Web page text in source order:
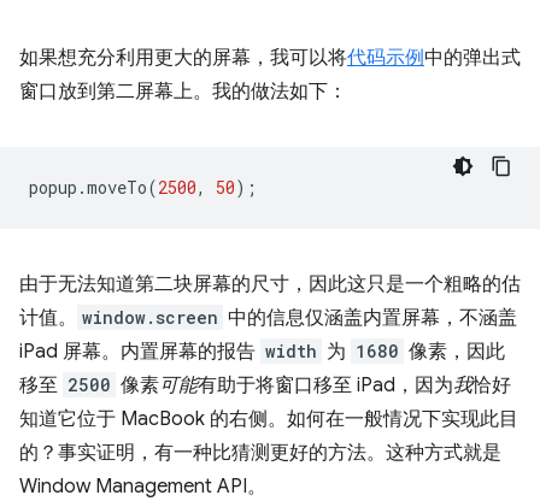
如果想充分利用更大的屏幕，我可以将代码示例中的弹出式
窗口放到第二屏幕上。我的做法如下：
popup .moveTo(2500, 50);
由于无法知道第二块屏幕的尺寸，因此这只是一个粗略的估
计值。
window.screen 中的信息仅涵盖内置屏幕，不涵盖
iPad 屏幕。内置屏幕的报告 width 为 1680 像素，因此
移至 2500 像素可能有助于将窗口移至 iPad，因为我恰好
知道它位于 MacBook 的右侧。如何在一般情况下实现此目
的？事实证明，有一种比猜测更好的方法。这种方式就是
Window Management API。